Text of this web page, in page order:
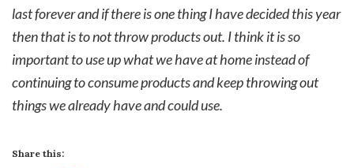
last forever and if there is one thing I have decided this year
then that is to not throw products out. I think it is so
important to use up what we have at home instead of
continuing to consume products and keep throwing out
things we already have and could use.
Share this: